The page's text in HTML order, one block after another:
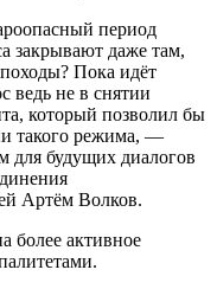
период
закрывают даже там,
Пока идёт
ведь не в снятии
который позволил бы
такого режима, —
для будущих диалогов
Артём Волков.
более активное